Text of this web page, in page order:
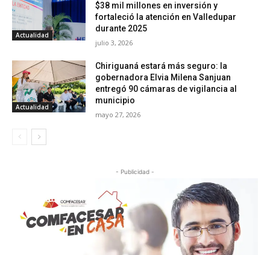
Actualidad
$38 mil millones en inversión y
fortaleció la atención en Valledupar
durante 2025
julio 3, 2026
Actualidad
Chiriguaná estará más seguro: la
gobernadora Elvia Milena Sanjuan
entregó 90 cámaras de vigilancia al
municipio
mayo 27, 2026
- Publicidad -